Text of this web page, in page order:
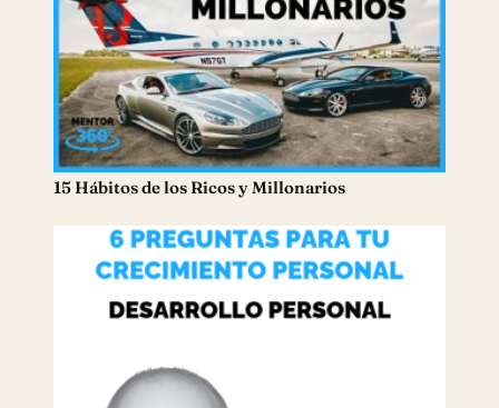
15 Hábitos de los Ricos y Millonarios